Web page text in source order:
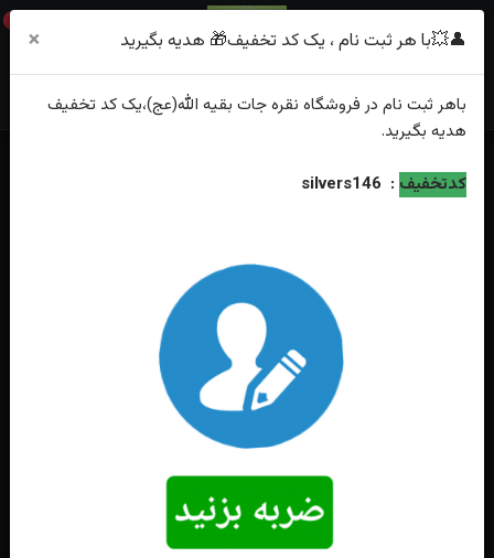
0
خانه
فهرست محصولات
انگشترنقره یاقوت زرداصل رکاب فیلی چنگی طرح قلم زنی
👤💥با هر ثبت نام ، یک کد تخفیف🎁 هدیه بگیرید ×
باهر ثبت نام در فروشگاه نقره جات بقیه الله(عج)،یک کد تخفیف
هدیه بگیرید.
کدتخفیف :
silvers146